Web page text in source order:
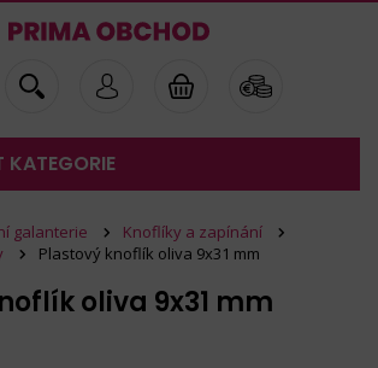
KATEGORIE
galanterie
Knoflíky a zapínání
Plastový knoflík oliva 9x31 mm
oliva 9x31 mm